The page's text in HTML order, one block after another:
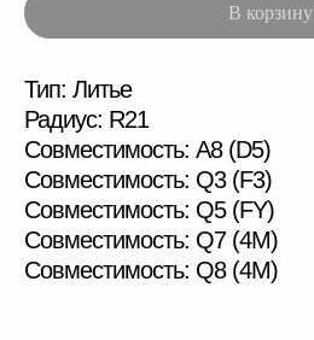
В корзину
Тип: Литье
Радиус: R21
Совместимость: A8 (D5)
Совместимость: Q3 (F3)
Совместимость: Q5 (FY)
Совместимость: Q7 (4M)
Совместимость: Q8 (4M)